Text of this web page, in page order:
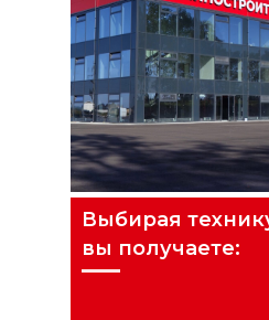
Выбирая
вы получаете: